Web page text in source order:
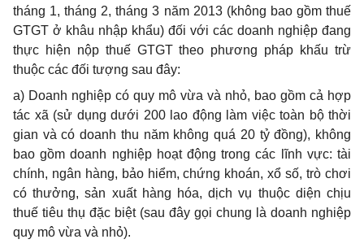
tháng 1, tháng 2, tháng 3 năm 2013 (không bao gồm thuế
GTGT ở khâu nhập khẩu) đối với các doanh nghiệp đang
thực hiện nộp thuế GTGT theo phương pháp khấu trừ
thuộc các đối tượng sau đây:
a) Doanh nghiệp có quy mô vừa và nhỏ, bao gồm cả hợp
tác xã (sử dụng dưới 200 lao động làm việc toàn bộ thời
gian và có doanh thu năm không quá 20 tỷ đồng), không
bao gồm doanh nghiệp hoạt động trong các lĩnh vực: tài
chính, ngân hàng, bảo hiểm, chứng khoán, xổ số, trò chơi
có thưởng, sản xuất hàng hóa, dịch vụ thuộc diện chịu
thuế tiêu thụ đặc biệt (sau đây gọi chung là doanh nghiệp
quy mô vừa và nhỏ).